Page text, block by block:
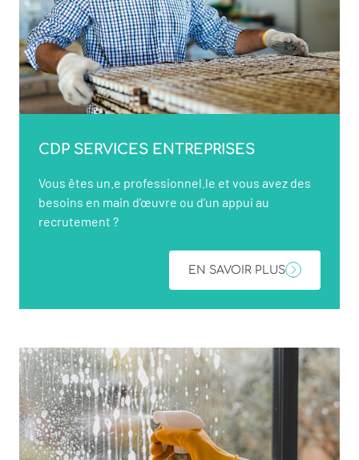
CDP SERVICES ENTREPRISES
Vous êtes un.e professionnel.le et vous avez des
besoins en main d’œuvre ou d’un appui au
recrutement ?
EN SAVOIR PLUS